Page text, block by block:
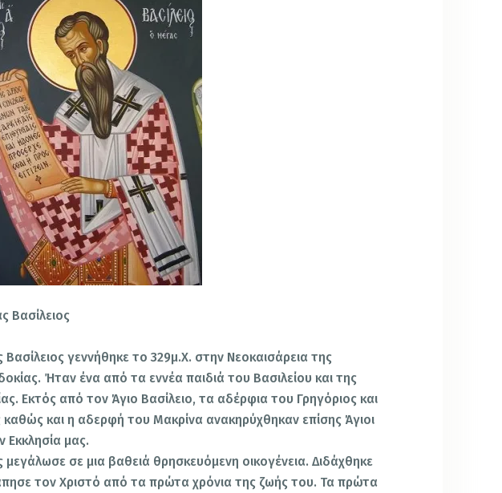
Βασίλειος
Βασίλειος γεννήθηκε το 329μ.Χ. στην Νεοκαισάρεια της
Ήταν ένα από τα εννέα παιδιά του Βασιλείου και της
Εκτός από τον Άγιο Βασίλειο, τα αδέρφια του Γρηγόριος και
καθώς και η αδερφή του Μακρίνα ανακηρύχθηκαν επίσης Άγιοι
Εκκλησία μας.
μεγάλωσε σε μια βαθειά θρησκευόμενη οικογένεια. Διδάχθηκε
τον Χριστό από τα πρώτα χρόνια της ζωής του. Τα πρώτα